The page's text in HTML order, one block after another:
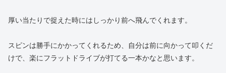
厚い当たりで捉えた時にはしっかり前へ飛んでくれます。
スピンは勝手にかかってくれるため、自分は前に向かって叩くだ
けで、楽にフラットドライブが打てる一本かなと思います。